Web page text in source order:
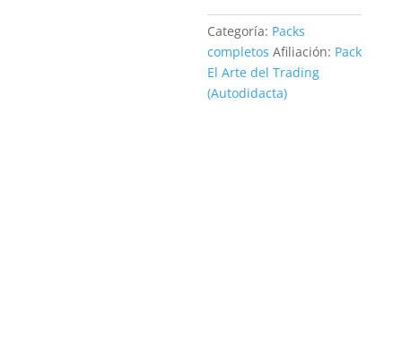
Video
cantidad
Categoría: Packs
completos Afiliación: Pack
El Arte del Trading
(Autodidacta)